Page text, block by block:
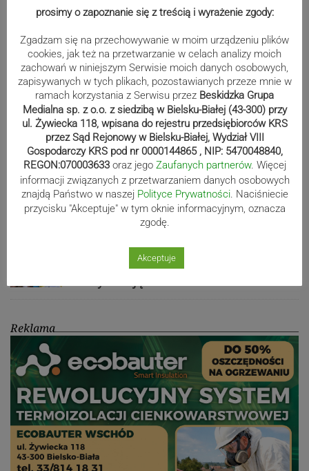
wystartują w Rajdzie Rzeszowskim
80-lecie Soły Kobiernice. Będzie się
działo! SZCZEGÓŁOWY PROGRAM
Kaniów stolicą europejskiego kajak
polo. Kilkadziesiąt drużyn z całej
Europy rywalizowało przez trzy dni
Nakamura z dubletem w Wiśle.
Dyskwalifikacja Waszka zmieniła
Reklama
prosimy o zapoznanie się z treścią i wyrażenie zgody:
Zgadzam się na przechowywanie w moim urządzeniu plików
cookies, jak też na przetwarzanie w celach analizy moich
zachowań w niniejszym Serwisie moich danych osobowych,
zapisywanych w tych plikach, pozostawianych przeze mnie w
ramach korzystania z Serwisu przez Beskidzka Grupa
Medialna sp. z o.o. z siedzibą w Bielsku-Białej (43-300) przy
ul. Żywiecka 118, wpisana do rejestru przedsiębiorców KRS
przez Sąd Rejonowy w Bielsku-Białej, Wydział VIII
Gospodarczy KRS pod nr 0000144865 , NIP: 5470048840,
REGON:070003633 oraz jego Zaufanych partnerów. Więcej
informacji związanych z przetwarzaniem danych osobowych
znajdą Państwo w naszej Polityce Prywatności. Naciśniecie
przycisku "Akceptuje" w tym oknie informacyjnym, oznacza
zgodę.
Akceptuje